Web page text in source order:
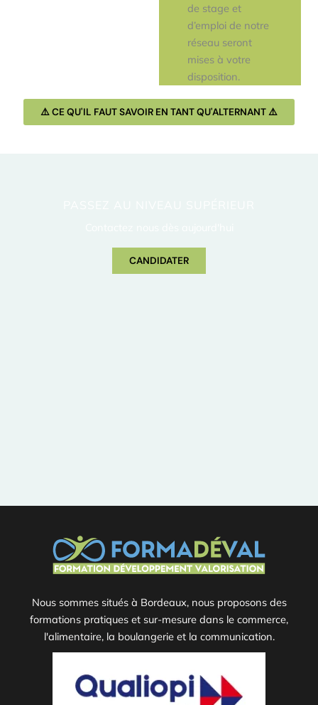
de stage et
d’emploi de notre
réseau seront
mises à votre
disposition.
⚠️​ CE QU'IL FAUT SAVOIR EN TANT QU'ALTERNANT ⚠️​
CANDIDATER
Nous sommes situés à Bordeaux, nous proposons des
formations pratiques et sur-mesure dans le commerce,
l'alimentaire, la boulangerie et la communication.